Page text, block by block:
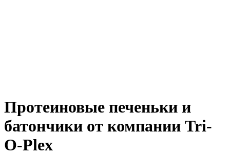
Протеиновые печеньки и
батончики от компании Tri-
O-Plex